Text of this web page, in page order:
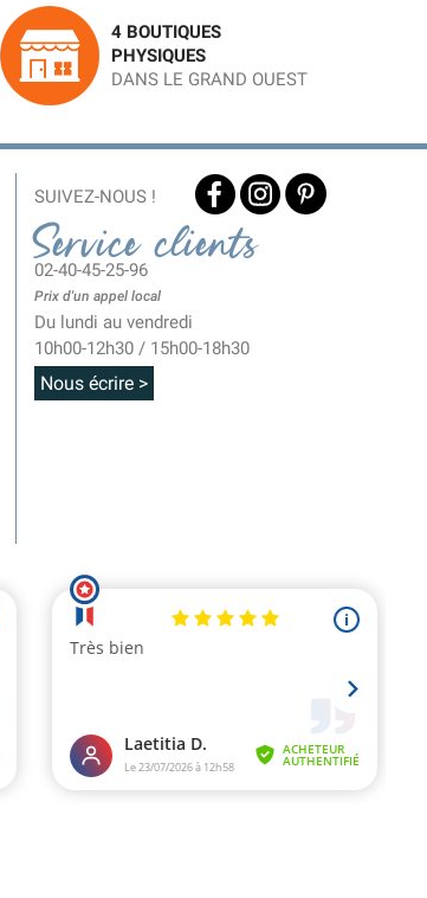
4 BOUTIQUES
PHYSIQUES
DANS LE GRAND OUEST
SUIVEZ-NOUS !
Service clients
02-40-45-25-96
Prix d'un appel local
Du lundi au vendredi
10h00-12h30 / 15h00-18h30
Nous écrire >